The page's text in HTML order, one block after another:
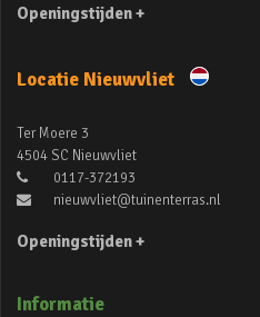
Openingstijden +
Locatie Nieuwvliet
Ter Moere 3
4504 SC Nieuwvliet
0117-372193
nieuwvliet@tuinenterras.nl
Openingstijden +
Informatie